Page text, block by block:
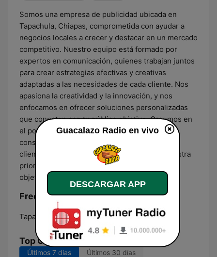
Somos una empresa de publicidad ubicada en
Tapachula, Chiapas, comprometida con ayudar a
negocios locales a crecer y destacar en un mercado
competitivo. Nuestro equipo está formado por
expertos en comunicación, quienes trabajan juntos
para crear estrategias efectivas y creativas
adaptadas a las necesidades de cada cliente. Nos
apasiona la creatividad y la innovación, y nos
enfocamos en ofrecer soluciones personalizadas
que conecten con tu público objetivo. Creemos en
el poder de las ideas y en la importancia de
construir relaciones duraderas con nuestros
clientes. En “Guacalazo Radio”, tu éxito es nuestra
prioridad, y estamos aquí para transformar tus
objetivos en realidades.
Frecuencias Guacalazo Radio:
Tapachula: Online
Top Canciones
Últimos 7 días Últimos 30 días
Guacalazo Radio en vivo
DESCARGAR APP